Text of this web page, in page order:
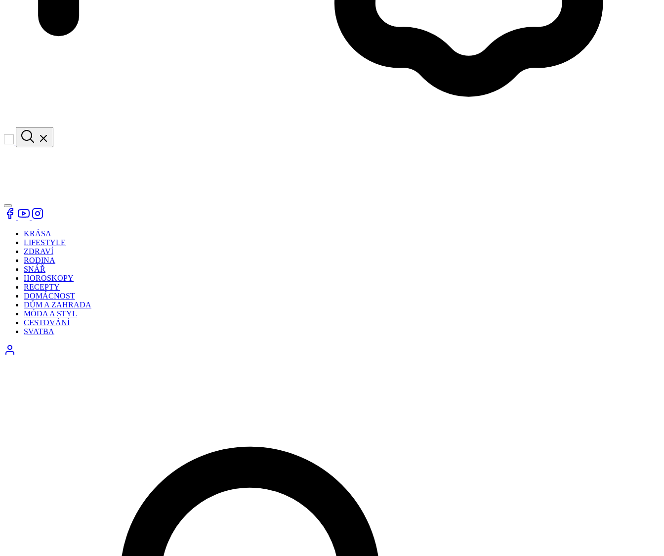
KRÁSA
LIFESTYLE
ZDRAVÍ
RODINA
SNÁŘ
HOROSKOPY
RECEPTY
DOMÁCNOST
DŮM A ZAHRADA
MÓDA A STYL
CESTOVÁNÍ
SVATBA